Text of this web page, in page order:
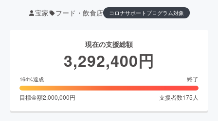
宝家 フード・飲食店 コロナサポートプログラム対象
現在の支援総額
3,292,400円
164%達成 終了
目標金額2,000,000円 支援者数175 人